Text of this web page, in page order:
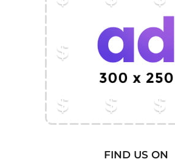
FIND US ON